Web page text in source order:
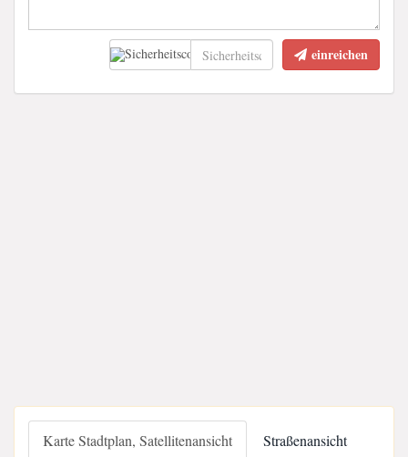
einreichen
Karte Stadtplan, Satellitenansicht Straßenansicht